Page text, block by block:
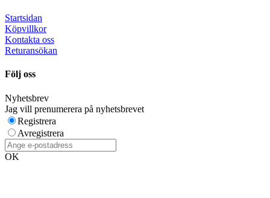
Startsidan
Köpvillkor
Kontakta oss
Returansökan
Följ oss
Nyhetsbrev
Jag vill prenumerera på nyhetsbrevet
Registrera
Avregistrera
OK